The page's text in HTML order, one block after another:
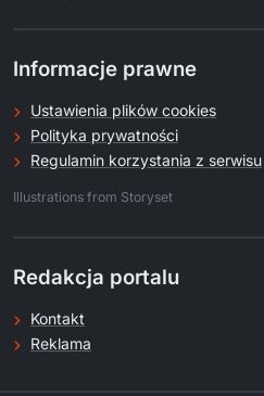
Informacje prawne
Ustawienia plików cookies
Polityka prywatności
Regulamin korzystania z serwisu
Illustrations from Storyset
Redakcja portalu
Kontakt
Reklama